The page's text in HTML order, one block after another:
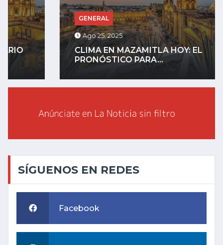
GENERAL
Ago 25, 2025
CLIMA EN MAZAMITLA HOY: EL
PRONÓSTICO PARA...
SÍGUENOS EN REDES
Facebook